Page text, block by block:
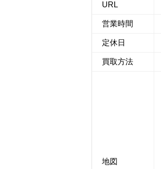
URL
営業時間
定休日
買取方法
地図